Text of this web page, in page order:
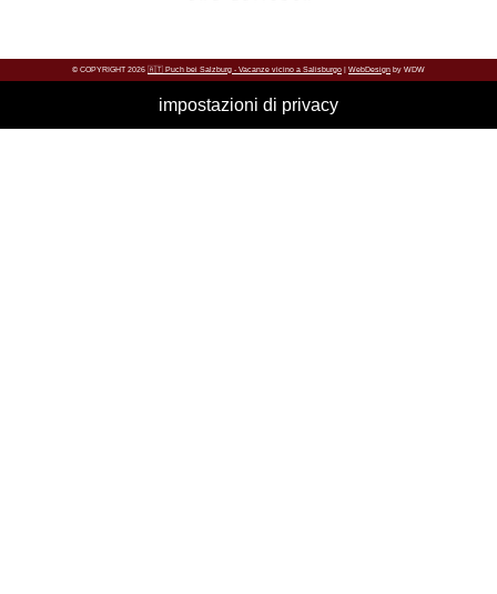
© COPYRIGHT 2026 🇦🇹 Puch bei Salzburg - Vacanze vicino a Salisburgo | WebDesign by WDW
impostazioni di privacy